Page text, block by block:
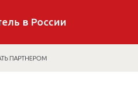
в России
ПАРТНЕРОМ